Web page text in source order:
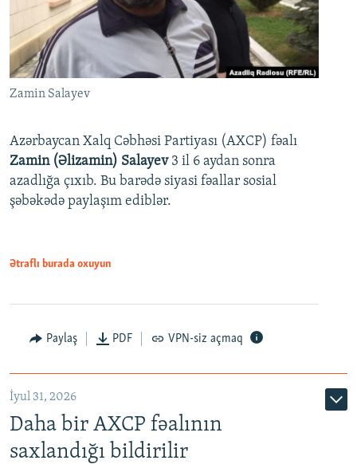
Zamin Salayev
Azərbaycan Xalq Cəbhəsi Partiyası (AXCP) fəalı
Zamin (Əlizamin) Salayev 3 il 6 aydan sonra
azadlığa çıxıb. Bu barədə siyasi fəallar sosial
şəbəkədə paylaşım ediblər.
Ətraflı burada oxuyun
Paylaş PDF VPN-siz açmaq
İyul 31, 2026
Daha bir AXCP fəalının
saxlandığı bildirilir